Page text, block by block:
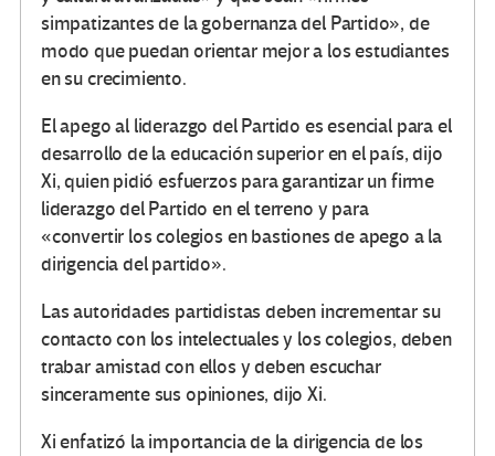
simpatizantes de la gobernanza del Partido», de
modo que puedan orientar mejor a los estudiantes
en su crecimiento.
El apego al liderazgo del Partido es esencial para el
desarrollo de la educación superior en el país, dijo
Xi, quien pidió esfuerzos para garantizar un firme
liderazgo del Partido en el terreno y para
«convertir los colegios en bastiones de apego a la
dirigencia del partido».
Las autoridades partidistas deben incrementar su
contacto con los intelectuales y los colegios, deben
trabar amistad con ellos y deben escuchar
sinceramente sus opiniones, dijo Xi.
Xi enfatizó la importancia de la dirigencia de los